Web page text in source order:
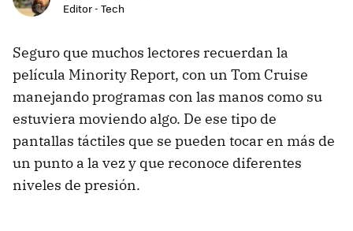
Editor - Tech
Seguro que muchos lectores recuerdan la
película Minority Report, con un Tom Cruise
manejando programas con las manos como su
estuviera moviendo algo. De ese tipo de
pantallas táctiles que se pueden tocar en más de
un punto a la vez y que reconoce diferentes
niveles de presión.